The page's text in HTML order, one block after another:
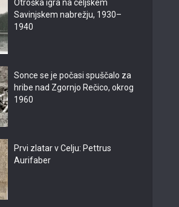
Otroška igra na celjskem
Savinjskem nabrežju, 1930–
1940
Sonce se je počasi spuščalo za
hribe nad Zgornjo Rečico, okrog
1960
Prvi zlatar v Celju: Pettrus
Aurifaber